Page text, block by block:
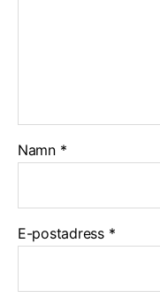
Namn *
E-postadress *